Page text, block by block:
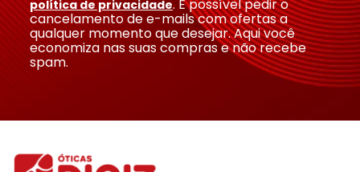
política de privacidade. É possível pedir o
cancelamento de e-mails com ofertas a
qualquer momento que desejar. Aqui você
economiza nas suas compras e não recebe
spam.